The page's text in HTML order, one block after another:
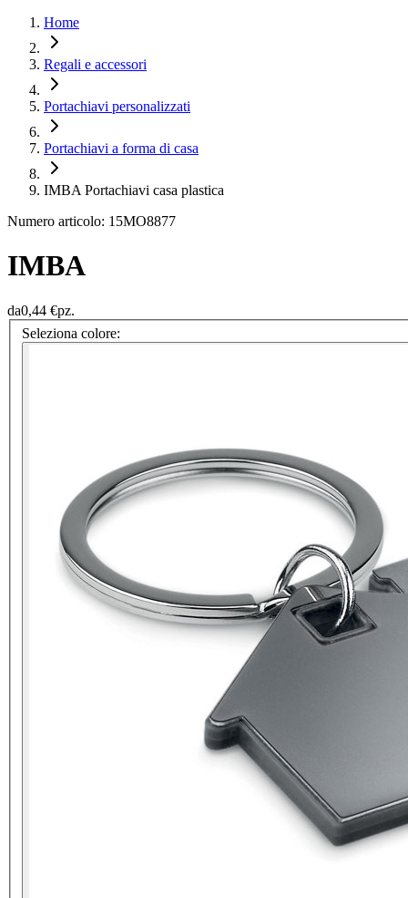
Home
Regali e accessori
Portachiavi personalizzati
Portachiavi a forma di casa
IMBA Portachiavi casa plastica
Numero articolo: 15MO8877
IMBA
da0,44 €pz.
Seleziona colore: